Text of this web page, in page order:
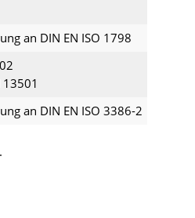
an DIN EN ISO 1798
13501
an DIN EN ISO 3386-2